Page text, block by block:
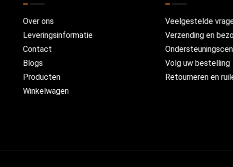
Over ons
Leveringsinformatie
Contact
Blogs
Producten
Winkelwagen
Veelgestelde
Verzending en
Volg uw bestelling
Retourneren en